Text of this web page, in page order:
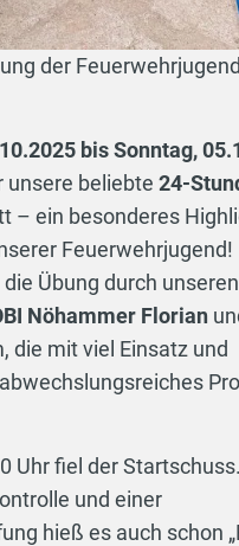
der Feuerwehrjugend
bis Sonntag,
unsere beliebte 24-
– ein besonderes
Feuerwehrjugend!
Übung durch unseren
Nöhammer Florian
die mit viel Einsatz und
Uhr fiel der
und einer
hieß es auch schon